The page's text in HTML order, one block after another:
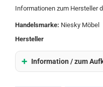
Informationen zum Hersteller
Handelsmarke: Niesky Möbel
Hersteller
Information / zum